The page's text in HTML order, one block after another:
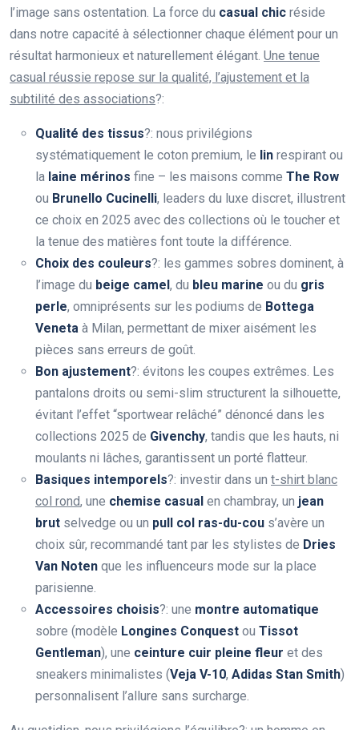
l’image sans ostentation. La force du casual chic réside
dans notre capacité à sélectionner chaque élément pour un
résultat harmonieux et naturellement élégant. Une tenue
casual réussie repose sur la qualité, l’ajustement et la
subtilité des associations?:
Qualité des tissus?: nous privilégions
systématiquement le coton premium, le lin respirant ou
la laine mérinos fine – les maisons comme The Row
ou Brunello Cucinelli, leaders du luxe discret, illustrent
ce choix en 2025 avec des collections où le toucher et
la tenue des matières font toute la différence.
Choix des couleurs?: les gammes sobres dominent, à
l’image du beige camel , du bleu marine ou du gris
perle, omniprésents sur les podiums de Bottega
Veneta à Milan, permettant de mixer aisément les
pièces sans erreurs de goût.
Bon ajustement?: évitons les coupes extrêmes. Les
pantalons droits ou semi-slim structurent la silhouette,
évitant l’effet “sportwear relâché” dénoncé dans les
collections 2025 de Givenchy, tandis que les hauts, ni
moulants ni lâches, garantissent un porté flatteur.
Basiques intemporels?: investir dans un t-shirt blanc
col rond, une chemise casual en chambray, un jean
brut selvedge ou un pull col ras-du-cou s’avère un
choix sûr, recommandé tant par les stylistes de Dries
Van Noten que les influenceurs mode sur la place
parisienne.
Accessoires choisis?: une montre automatique
sobre (modèle Longines Conquest ou Tissot
Gentleman), une ceinture cuir pleine fleur et des
sneakers minimalistes (Veja V-10, Adidas Stan Smith)
personnalisent l’allure sans surcharge.